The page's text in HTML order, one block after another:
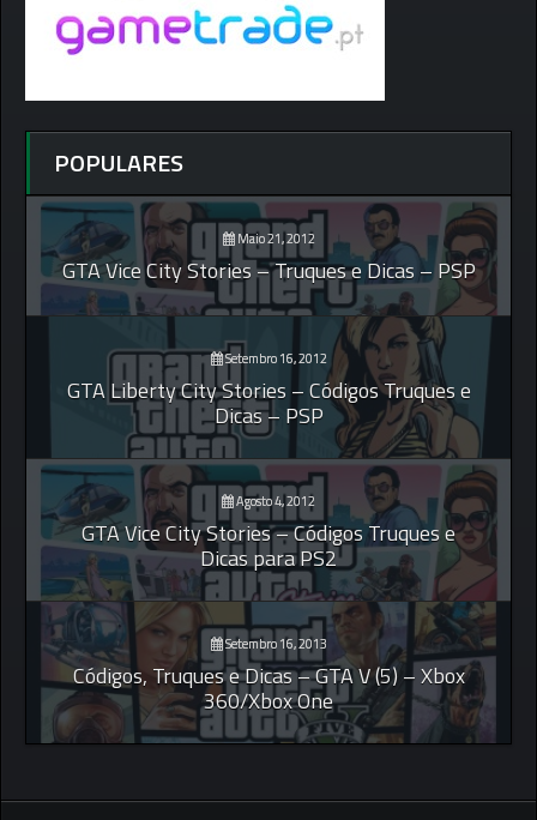
POPULARES
Maio 21, 2012
GTA Vice City Stories – Truques e Dicas – PSP
Setembro 16, 2012
GTA Liberty City Stories – Códigos Truques e
Dicas – PSP
Agosto 4, 2012
GTA Vice City Stories – Códigos Truques e
Dicas para PS2
Setembro 16, 2013
Códigos, Truques e Dicas – GTA V (5) – Xbox
360/Xbox One